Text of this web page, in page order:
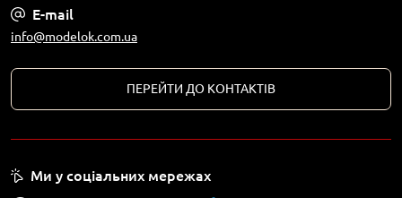
E-mail
info@modelok.com.ua
ПЕРЕЙТИ ДО КОНТАКТІВ
Ми у соціальних мережах